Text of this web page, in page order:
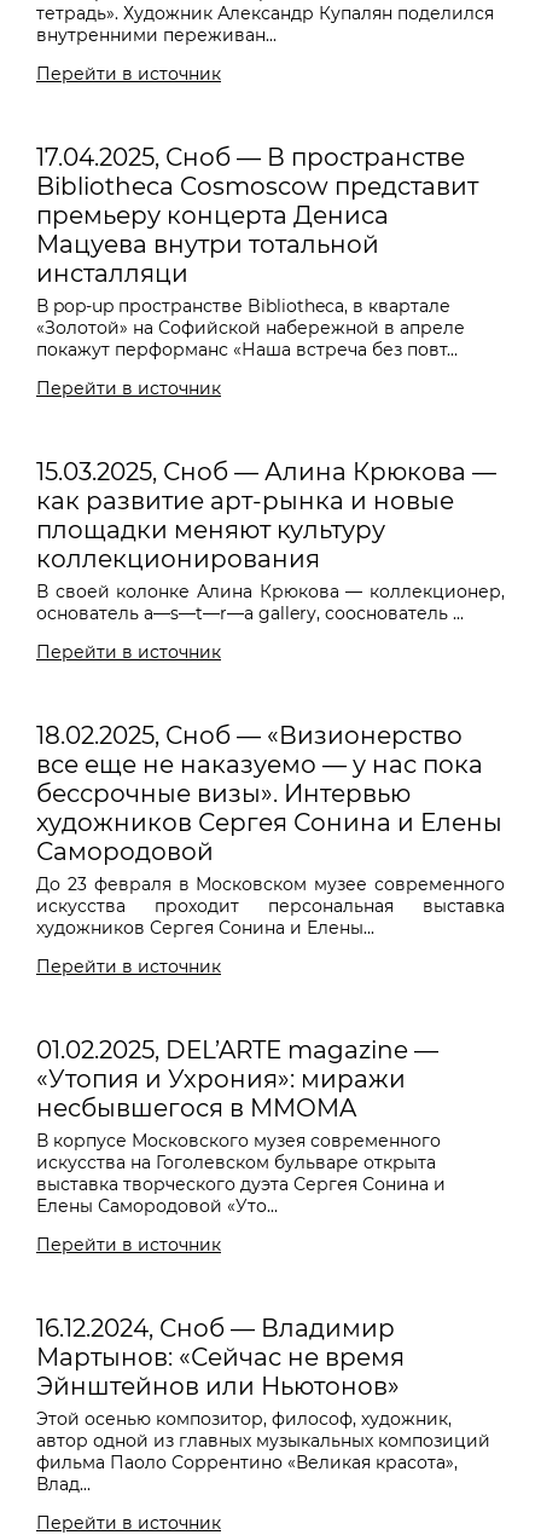
тетрадь». Художник Александр Купалян поделился
внутренними переживан...
Перейти в источник
17.04.2025, Сноб — В пространстве
Bibliotheca Cosmoscow представит
премьеру концерта Дениса
Мацуева внутри тотальной
инсталляци
В pop-up пространстве Bibliotheca, в квартале
«Золотой» на Софийской набережной в апреле
покажут перформанс «Наша встреча без повт...
Перейти в источник
15.03.2025, Сноб — Алина Крюкова —
как развитие арт-рынка и новые
площадки меняют культуру
коллекционирования
В своей колонке Алина Крюкова — коллекционер,
основатель a—s—t—r—a gallery, сооснователь ...
Перейти в источник
18.02.2025, Сноб — «Визионерство
все еще не наказуемо — у нас пока
бессрочные визы». Интервью
художников Сергея Сонина и Елены
Самородовой
До 23 февраля в Московском музее современного
искусства проходит персональная выставка
художников Сергея Сонина и Елены...
Перейти в источник
01.02.2025, DEL’ARTE magazine —
«Утопия и Ухрония»: миражи
несбывшегося в MMOMA
В корпусе Московского музея современного
искусства на Гоголевском бульваре открыта
выставка творческого дуэта Сергея Сонина и
Елены Самородовой «Уто...
Перейти в источник
16.12.2024, Сноб — Владимир
Мартынов: «Сейчас не время
Эйнштейнов или Ньютонов»
Этой осенью композитор, философ, художник,
автор одной из главных музыкальных композиций
фильма Паоло Соррентино «Великая красота»,
Влад...
Перейти в источник